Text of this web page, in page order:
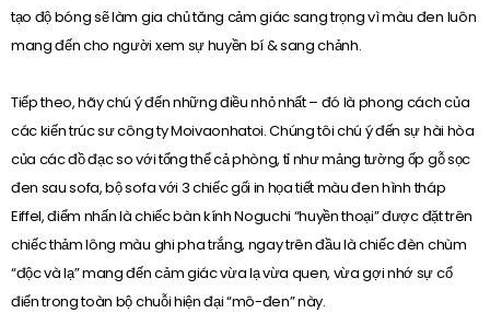
tạo độ bóng sẽ làm gia chủ tăng cảm giác sang trọng vì màu đen luôn
mang đến cho người xem sự huyền bí & sang chảnh.
Tiếp theo, hãy chú ý đến những điều nhỏ nhất – đó là phong cách của
các kiến trúc sư công ty Moivaonhatoi. Chúng tôi chú ý đến sự hài hòa
của các đồ đạc so với tổng thể cả phòng, tỉ như mảng tường ốp gỗ sọc
đen sau sofa, bộ sofa với 3 chiếc gối in họa tiết màu đen hình tháp
Eiffel, điểm nhấn là chiếc bàn kính Noguchi “huyền thoại” được đặt trên
chiếc thảm lông màu ghi pha trắng, ngay trên đầu là chiếc đèn chùm
“độc và lạ” mang đến cảm giác vừa lạ vừa quen, vừa gợi nhớ sự cổ
điển trong toàn bộ chuỗi hiện đại “mô-đen” này.